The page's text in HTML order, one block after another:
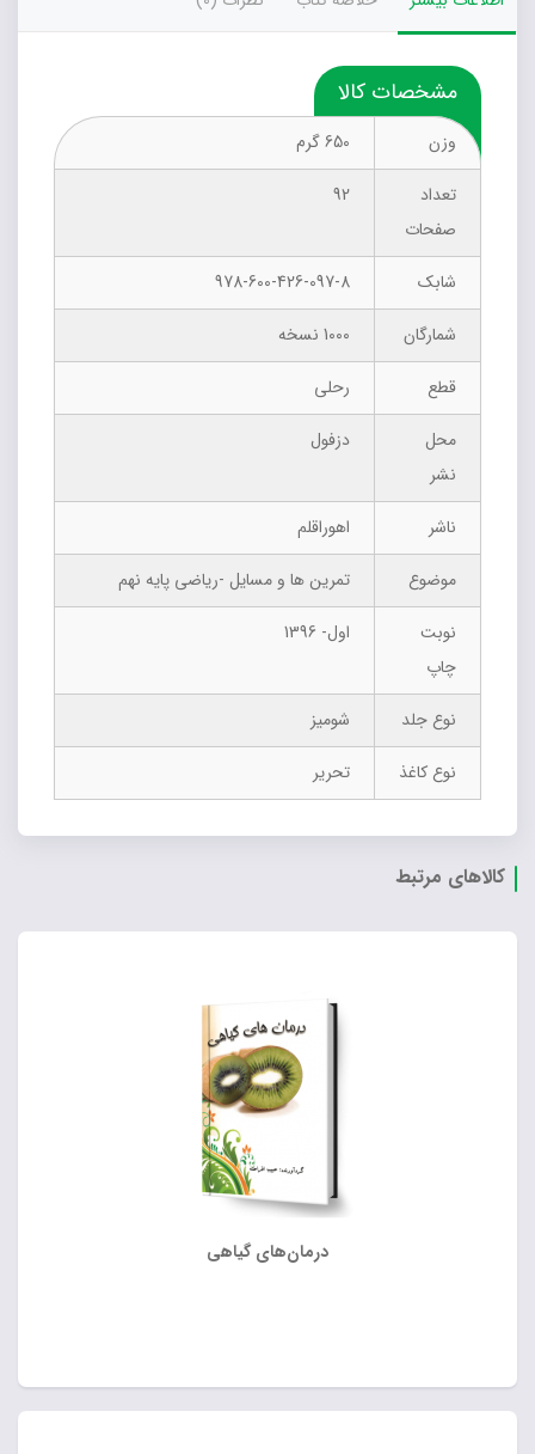
مشخصات کالا
وزن
650 گرم
تعداد
صفحات
92
شابک
978-600-426-097-8
شمارگان
1000 نسخه
قطع
رحلی
محل
نشر
دزفول
ناشر
اهوراقلم
موضوع
تمرین ها و مسایل -ریاضی پایه نهم
نوبت
چاپ
اول- 1396
نوع جلد
شومیز
نوع کاغذ
تحریر
کالاهای مرتبط
درمان‌های گیاهی